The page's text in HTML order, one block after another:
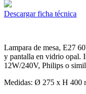
Descargar ficha técnica
Lampara de mesa, E27
y pantalla en vidrio opal.
12W/240V, Philips o
Medidas: Ø 275 x H 400